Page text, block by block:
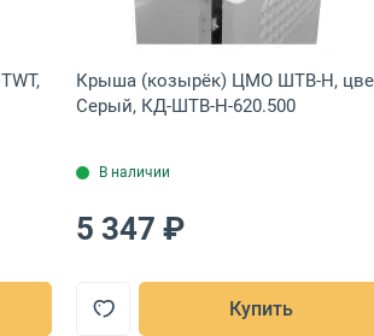
Крыша (козырёк) ЦМО ШТВ-Н,
Серый, КД-ШТВ-Н-620.500
В наличии
5 347 ₽
Купить